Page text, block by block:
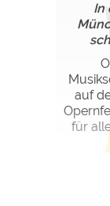
In
auf
für